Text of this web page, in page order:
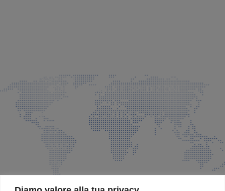
info@faeg.it
COMMERCIALE E SPEDIZIONI
Via Padre Elzi, 32 Grassobbio (BG)
035 525015
035 335037
info@faeg.it
SITE MAP